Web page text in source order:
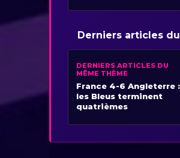
Derniers articles
DERNIERS ARTICLES DU
MÊME THÈME
France 4-6 Angleterre :
les Bleus terminent
quatrièmes